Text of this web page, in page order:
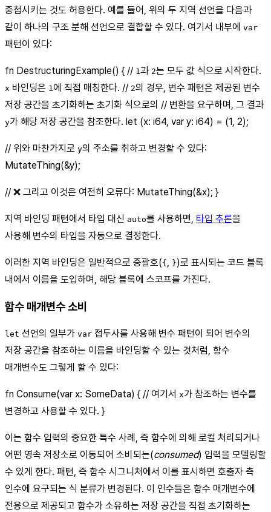
중첩시키는 것도 허용한다. 예를 들어, 위의 두 지역 선언을 다음과
같이 하나의 구조 분해 선언으로 결합할 수 있다. 여기서 내부에 var
패턴이 있다:
fn DestructuringExample() { // 1과 2는 모두 값 식으로 시작한다.
x 바인딩은 1에 직접 매칭한다. // 2의 경우, 변수 패턴은 제공된 변수
저장 공간을 초기화하는 초기화 식으로의 // 변환을 요구하며, 그 결과
y가 해당 저장 공간을 참조한다. let (x: i64, var y: i64) = (1, 2);
// 위와 마찬가지로 y의 주소를 취하고 변경할 수 있다:
MutateThing(&y);
// ❌ 그리고 이것은 여전히 오류다: MutateThing(&x); }
지역 바인딩 패턴에서 타입 대신 auto를 사용하면, 타입 추론을
사용해 변수의 타입을 자동으로 결정한다.
이러한 지역 바인딩은 일반적으로 중괄호({ , })로 표시되는 코드 블록
내에서 이름을 도입하며, 해당 블록에 스코프를 가진다.
함수 매개변수 소비
let 선언의 일부가 var 접두사를 사용해 변수 패턴이 되어 변수의
저장 공간을 참조하는 이름을 바인딩할 수 있는 것처럼, 함수
매개변수도 그렇게 할 수 있다:
fn Consume(var x: SomeData) { // 여기서 x가 참조하는 변수를
변경하고 사용할 수 있다. }
이는 함수 입력의 중요한 특수 사례, 즉 함수에 의해 로컬 처리되거나
어떤 영속 저장소로 이동되어 소비되는(consumed) 입력을 모델링할
수 있게 한다. 패턴, 즉 함수 시그니처에서 이를 표시하면 호출자 측
인수에 요구되는 식 분류가 변경된다. 이 인수들은 함수 매개변수에
전용으로 제공되고 함수가 소유하는 저장 공간을 직접 초기화하는